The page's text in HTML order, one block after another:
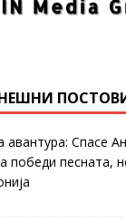
авантура: Спасе
победи песната,